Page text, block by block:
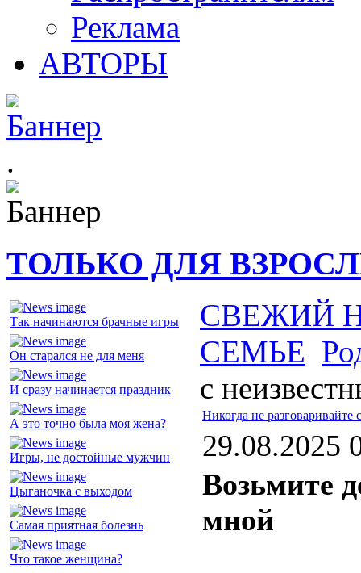
Реклама
АВТОРЫ
.
ТОЛЬКО ДЛЯ
Так начинаются брачные игры
Он старался не для меня
И сразу начинается праздник
А это точно была моя жена?
Игры, не достойные мужчин
Цыганочка с выходом
Самая приятная болезнь
Что такое женщина?
СВЕЖИЙ
СЕМЬЕ
с
Никогда не разговаривайте
29.08.2025
Возьмите
мной